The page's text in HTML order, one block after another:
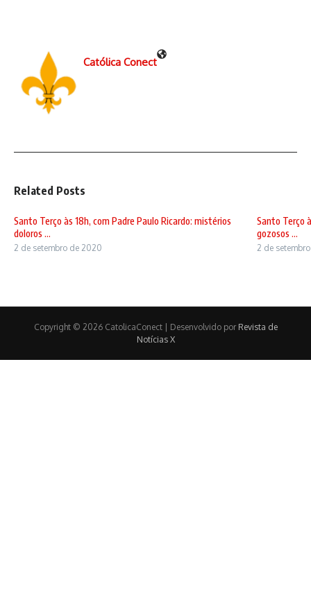
Católica Conect
Related Posts
Santo Terço às 18h, com Padre Paulo Ricardo: mistérios
doloros ...
2 de setembro de 2020
Santo Terço
gozosos ...
2 de
Copyright © 2026 CatolicaConect | Desenvolvido por Revista de
Notícias X